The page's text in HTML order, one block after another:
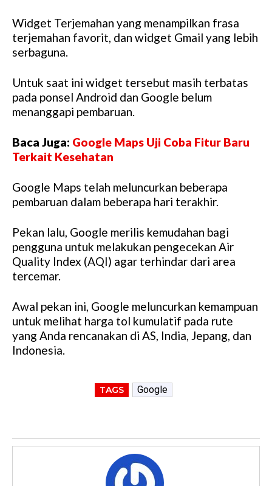
Widget Terjemahan yang menampilkan frasa
terjemahan favorit, dan widget Gmail yang lebih
serbaguna.
Untuk saat ini widget tersebut masih terbatas
pada ponsel Android dan Google belum
menanggapi pembaruan.
Baca Juga: Google Maps Uji Coba Fitur Baru
Terkait Kesehatan
Google Maps telah meluncurkan beberapa
pembaruan dalam beberapa hari terakhir.
Pekan lalu, Google merilis kemudahan bagi
pengguna untuk melakukan pengecekan Air
Quality Index (AQI) agar terhindar dari area
tercemar.
Awal pekan ini, Google meluncurkan kemampuan
untuk melihat harga tol kumulatif pada rute
yang Anda rencanakan di AS, India, Jepang, dan
Indonesia.
TAGS Google